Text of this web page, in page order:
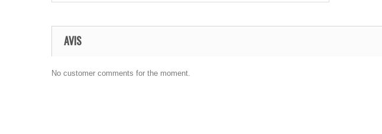
AVIS
No customer comments for the moment.